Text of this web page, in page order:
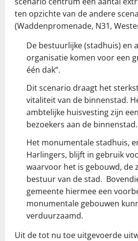
ten opzichte van de andere
(Waddenpromenade, N31,
De bestuurlijke (stadhuis) en
organisatie komen voor een
één dak”.
Dit scenario draagt het
vitaliteit van de binnenstad.
ambtelijke huisvesting zijn
bezoekers aan de binnenstad.
Het monumentale stadhuis,
Harlingers, blijft in gebruik
waarvoor het is gebouwd, de
bestuur van de stad.
gemeente hiermee een
monumentale gebouwen
verduurzaamd.
Uit de tot nu toe uitgevoerde